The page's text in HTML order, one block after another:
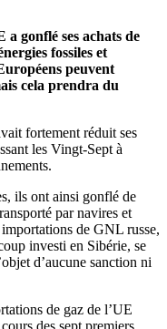
gonflé ses achats de
fossiles et
peuvent
cela prendra du
fortement réduit ses
les Vingt-Sept à
ils ont ainsi gonflé de
par navires et
de GNL russe,
investi en Sibérie, se
d’aucune sanction ni
de gaz de l’UE